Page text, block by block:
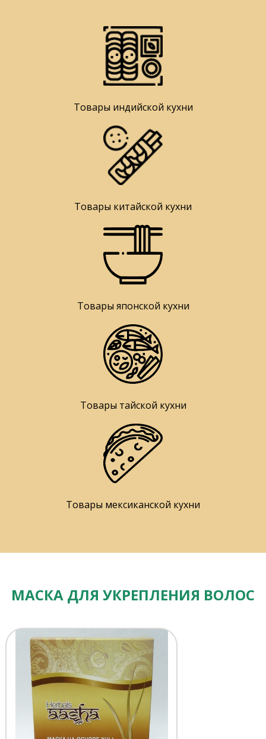
Товары индийской кухни
Товары китайской кухни
Товары японской кухни
Товары тайской кухни
Товары мексиканской кухни
МАСКА ДЛЯ УКРЕПЛЕНИЯ ВОЛОС